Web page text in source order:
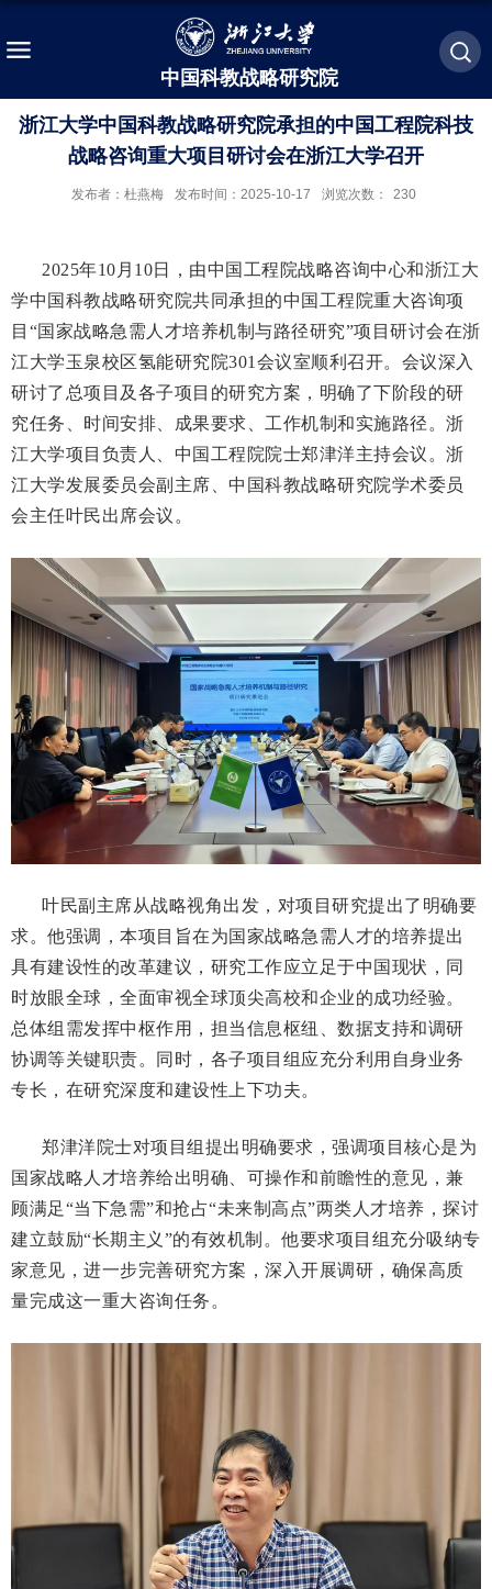
中国科教战略研究院
浙江大学中国科教战略研究院承担的中国工程院科技
战略咨询重大项目研讨会在浙江大学召开
发布者：杜燕梅 发布时间：2025-10-17 浏览次数： 230
2025年10 月 10日， 由中国工程院战略咨询中心和浙江大
学中国科教战略研究院共同承担的中国工程院重大咨询项
目 “国家战略急需人才培养机制与路径研究”项目 研讨会在浙
江大学玉泉校区氢能研究院301 会议室顺利召开。 会议深入
研讨了总项目及 各子项目的研究方案，明确了下阶段的研
究任务、时间安排、成果要求、工作机制和实施路径。 浙
江大学项目负责人、中国工程院院士郑津洋主持会议。 浙
江大学发展委员会副主席、 中国科教战略研究院学术委员
会主任叶民出席会议。
叶民副主席从战略视角出发，对项目研究提出了明确要
求。他强调，本项目旨在为国家战略急需人才的培养提出
具有建设性的改革建议 ， 研究工作应立足于中国 现状 ，同
时放眼全球，全面审视全球顶尖高校和企业的成功经验。
总体组需发挥中枢作用，担当信息枢纽、数据支持和调研
协调等关键职责。同时，各子项目组应充分利用自身业务
专长， 在研究深度和建设性上下功夫。
郑津洋院士对项目组提出明确要求 ， 强调项目核心是为
国家战略人才培养给出明确、可操作和前瞻性的意见 ，兼
顾满足“当下急需”和抢占“未来制高点”两类人才培养 ，探讨
建立鼓励“长期主义 ”的有效机制。 他要求项目组充分吸纳专
家意见，进一步完善研究方案，深入开展调研，确保高质
量完成这一重大咨询任务。